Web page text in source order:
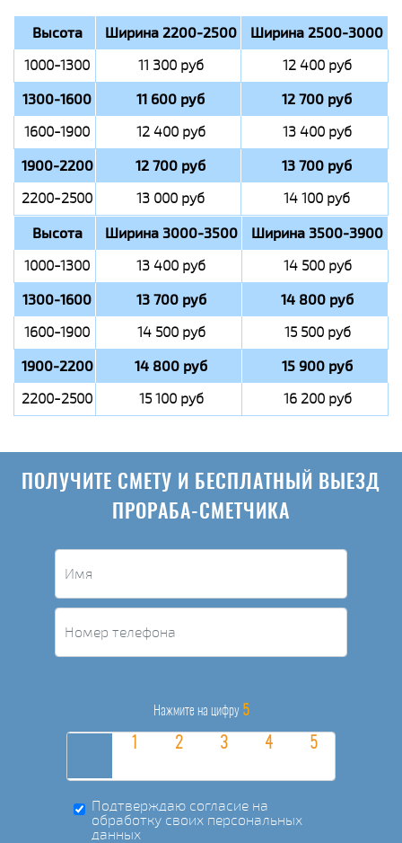
Высота Ширина 2200-2500 Ширина 2500-3000
1000-1300 11 300 руб 12 400 руб
1300-1600 11 600 руб 12 700 руб
1600-1900 12 400 руб 13 400 руб
1900-2200 12 700 руб 13 700 руб
2200-2500 13 000 руб 14 100 руб
Высота Ширина 3000-3500 Ширина 3500-3900
1000-1300 13 400 руб 14 500 руб
1300-1600 13 700 руб 14 800 руб
1600-1900 14 500 руб 15 500 руб
1900-2200 14 800 руб 15 900 руб
2200-2500 15 100 руб 16 200 руб
ПОЛУЧИТЕ СМЕТУ И БЕСПЛАТНЫЙ ВЫЕЗД
ПРОРАБА-СМЕТЧИКА
Нажмите на цифру 5
Подтверждаю согласие на
обработку своих персональных
данных